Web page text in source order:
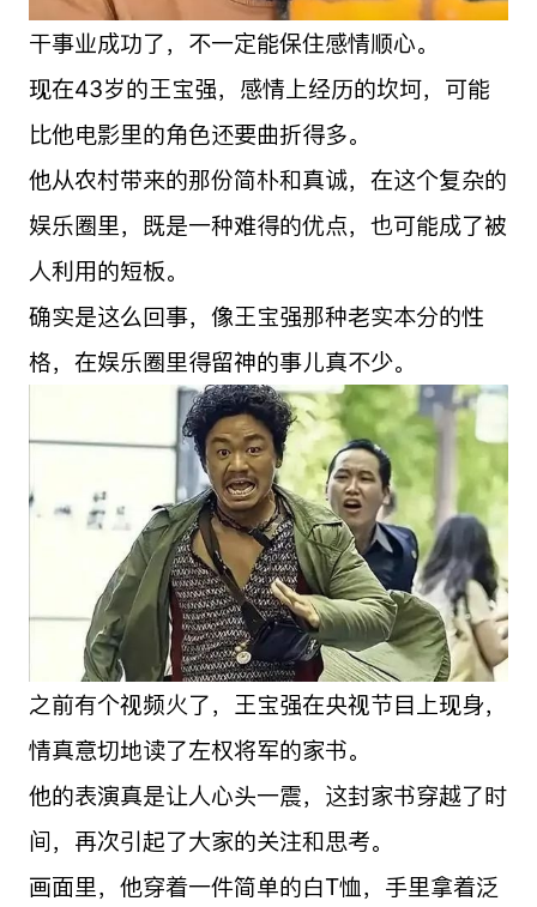
干事业成功了，不一定能保住感情顺心。
现在43岁的王宝强，感情上经历的坎坷，可能
比他电影里的角色还要曲折得多。
他从农村带来的那份简朴和真诚，在这个复杂的
娱乐圈里，既是一种难得的优点，也可能成了被
人利用的短板。
确实是这么回事，像王宝强那种老实本分的性
格，在娱乐圈里得留神的事儿真不少。
之前有个视频火了，王宝强在央视节目上现身，
情真意切地读了左权将军的家书。
他的表演真是让人心头一震，这封家书穿越了时
间，再次引起了大家的关注和思考。
画面里，他穿着一件简单的白T恤，手里拿着泛